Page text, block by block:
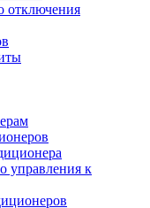
отключения
управления к